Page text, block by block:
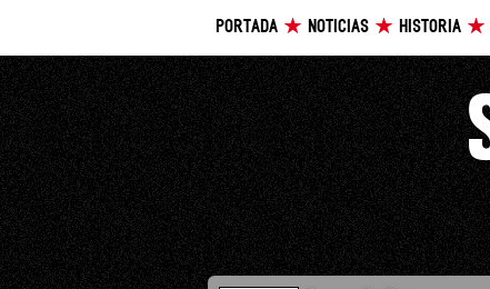
PORTADA NOTICIAS HISTORIA